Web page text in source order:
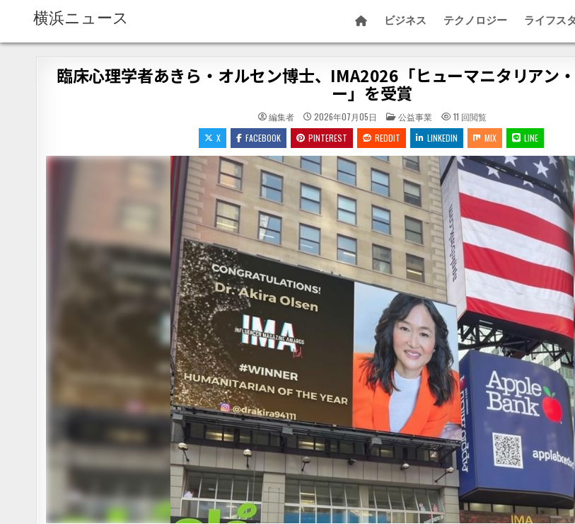
Skip to content
横浜ニュース ビジネス テクノロジー ライフス
臨床心理学者あきら・オルセン博士、IMA2026「ヒューマニタリアン
ー」を受賞
編集者 2026年07月05日 POSTED IN
公益事業 11 回閲覧
X
FACEBOOK PINTEREST REDDIT LINKEDIN MIX LINE